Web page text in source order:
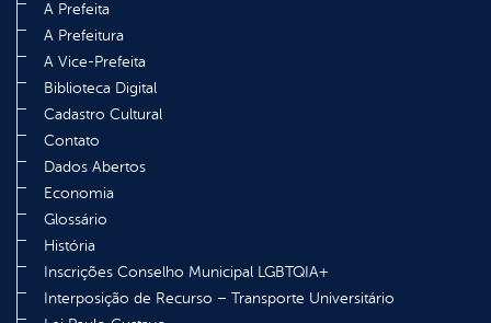
A Prefeita
A Prefeitura
A Vice-Prefeita
Biblioteca Digital
Cadastro Cultural
Contato
Dados Abertos
Economia
Glossário
História
Inscrições Conselho Municipal LGBTQIA+
Interposição de Recurso – Transporte Universitário